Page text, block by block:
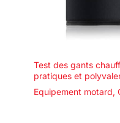
Test des gants
pratiques et
Equipement motard,